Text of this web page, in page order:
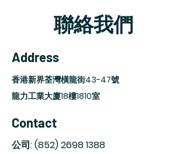
聯絡我們
Address
香港新界荃灣橫龍街43-47號
龍力工業大廈18樓1810室
Contact
公司:(852) 2698 1388